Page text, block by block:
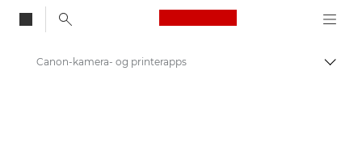
Canon Logo, back
Skift
Canon-kamera- og printerapps